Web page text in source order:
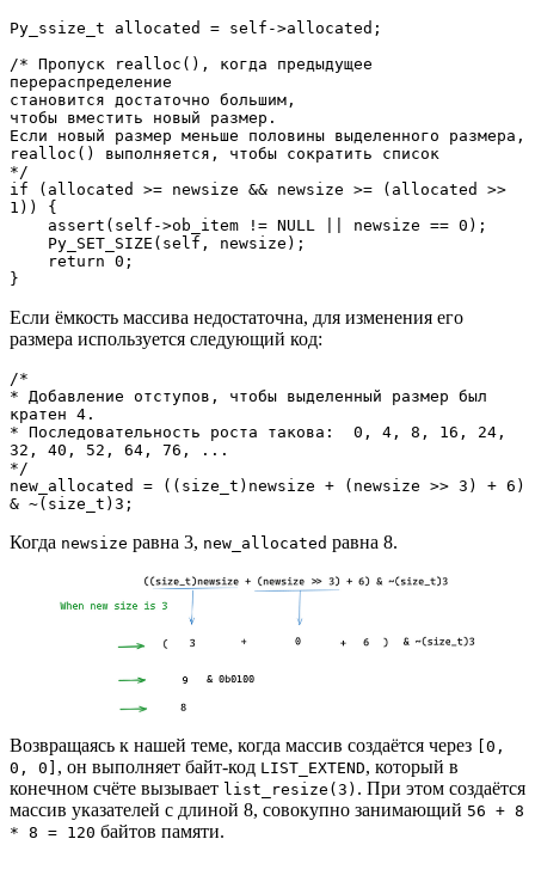
Py_ssize_t allocated = self->allocated;
/* Пропуск realloc(), когда предыдущее
перераспределение
становится достаточно большим,
чтобы вместить новый размер.
Если новый размер меньше половины выделенного размера,
realloc() выполняется, чтобы сократить список
*/
if (allocated >= newsize && newsize >= (allocated >>
1)) {
}
Если ёмкость массива недостаточна, для изменения его
размера используется следующий код:
/*
* Добавление отступов, чтобы выделенный размер был
кратен 4.
* Последовательность роста такова:  0, 4, 8, 16, 24,
32, 40, 52, 64, 76, ...
*/
new_allocated = ((size_t)newsize + (newsize >> 3) + 6)
& ~(size_t)3;
Когда newsize равна 3, new_allocated равна 8.
Возвращаясь к нашей теме, когда массив создаётся через
[0,
0, 0] , он выполняет байт-код LIST_EXTEND, который в
конечном счёте вызывает list_resize(3) . При этом создаётся
массив указателей с длиной 8, совокупно занимающий 56 + 8
* 8 = 120 байтов памяти.